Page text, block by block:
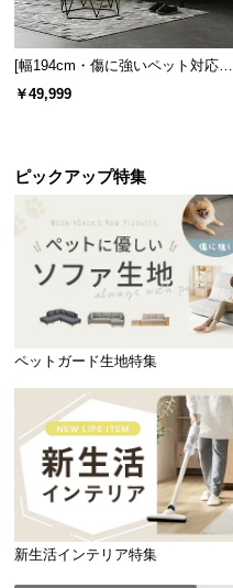
い
て
様
お
グ
[幅194cm・傷に強いペット対応生
地も] 3人掛けカウチソファ ヘッド
￥49,999
ピックアップ特集
ペットガード生地特集
新生活インテリア特集